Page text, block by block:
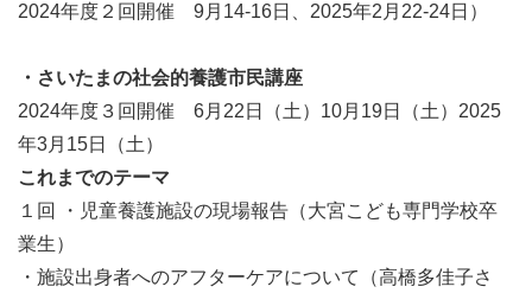
2024年度２回開催 9月14-16日、2025年2月22-24日）
・さいたまの社会的養護市民講座
2024年度３回開催 6月22日（土）10月19日（土）2025
年3月15日（土）
これまでのテーマ
１回 ・児童養護施設の現場報告（大宮こども専門学校卒
業生）
・施設出身者へのアフターケアについて（高橋多佳子さ